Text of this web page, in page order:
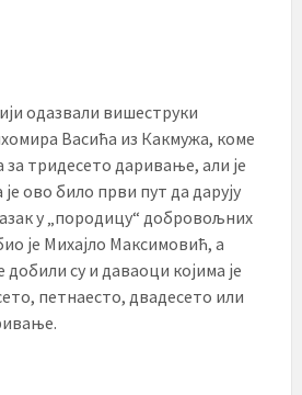
одазвали вишеструки
Васића из Какмужа, коме
за тридесето даривање, али је
ово било први пут да дарују
у „породицу“ добровољних
је Михајло Максимовић, а
су и даваоци којима је
петнаесто, двадесето или